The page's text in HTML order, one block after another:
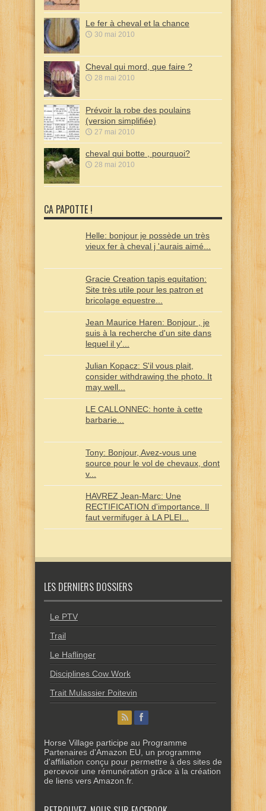
Le fer à cheval et la chance
30 mai 2010
Cheval qui mord, que faire ?
28 mai 2010
Prévoir la robe des poulains
(version simplifiée)
27 mai 2010
cheval qui botte , pourquoi?
28 mai 2010
CA PAPOTTE !
Helle: bonjour je possède un très
vieux fer à cheval j 'aurais aimé...
Gracie Creation tapis equitation:
Site très utile pour les patron et
bricolage equestre...
Jean Maurice Haren: Bonjour , je
suis à la recherche d'un site dans
lequel il y'...
Julian Kopacz: S'il vous plait,
consider withdrawing the photo. It
may well...
LE CALLONNEC: honte à cette
barbarie...
Tony: Bonjour, Avez-vous une
source pour le vol de chevaux, dont
v...
HAVREZ Jean-Marc: Une
RECTIFICATION d'importance. Il
faut vermifuger à LA PLEI...
LES DERNIERS DOSSIERS
Le PTV
Trail
Le Haflinger
Disciplines Cow Work
Trait Mulassier Poitevin
Horse Village participe au Programme
Partenaires d'Amazon EU, un programme
d'affiliation conçu pour permettre à des sites de
percevoir une rémunération grâce à la création
de liens vers Amazon.fr.